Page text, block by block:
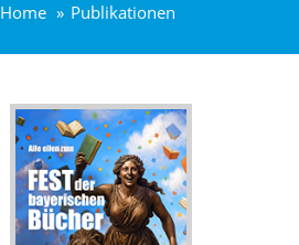
Home Publikationen